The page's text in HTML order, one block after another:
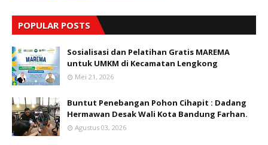
POPULAR POSTS
Sosialisasi dan Pelatihan Gratis MAREMA
untuk UMKM di Kecamatan Lengkong
Mei 21, 2026
Buntut Penebangan Pohon Cihapit : Dadang
Hermawan Desak Wali Kota Bandung Farhan.
Agustus 03, 2026